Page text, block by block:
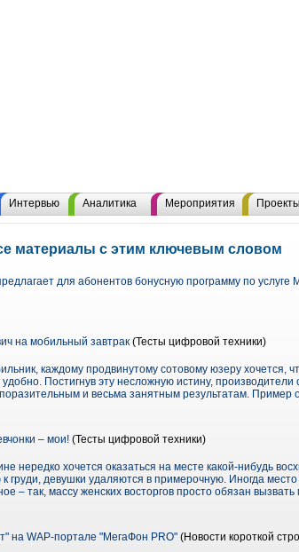
Интервью Аналитика Мероприятия Проекты
материалы с этим ключевым словом
для абонентов бонусную программу по
на мобильный завтрак (Тесты цифровой техники)
каждому продвинутому сотовому юзеру хочется,
Постигнув эту несложную истину,
и весьма занятным результатам. Пример
– мои! (Тесты цифровой техники)
нередко хочется оказаться на месте какой-нибудь
груди, девушки удаляются в примерочную. Иногда
– так, массу женских восторгов просто обязан
на WAP-портале "МегаФон PRO" (Новости короткой